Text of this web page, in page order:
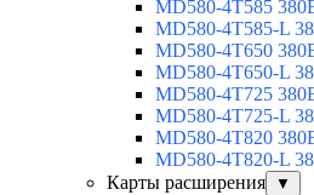
MD580-4T585
MD580-4T585-L
MD580-4T650
MD580-4T650-L
MD580-4T725
MD580-4T725-L
MD580-4T820
MD580-4T820-L
Карты расширения
▼